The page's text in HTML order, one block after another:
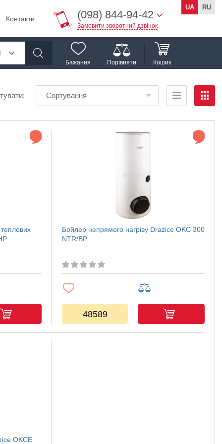
Контакти (098) 844-94-42
Замовити зворотний дзвінок
UA RU
Бажання Порівняти Кошик
Сортування
Бойлер непрямого нагріву Drazice OKC 300
NTR/BP
48589
OKCE